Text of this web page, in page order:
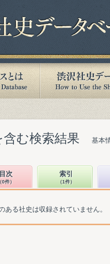
む検索結果 基本
目次
（0件）
索引
（1件）
ある社史は収録されていません。